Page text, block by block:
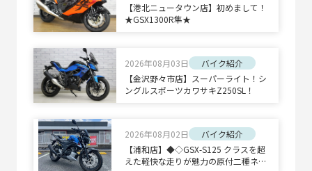
【港北ニュータウン店】初めまして！
★GSX1300R隼★
2026年08月03日
バイク紹介
【金沢野々市店】スーパーライト！シ
ングルスポーツカワサキZ250SL！
2026年08月02日
バイク紹介
【浦和店】◆◇GSX-S125 クラスを超
えた軽快な走りが魅力の原付二種ネイ